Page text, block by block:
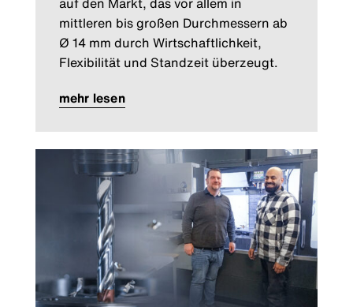
mittleren bis großen Durchmessern ab
Ø 14 mm durch Wirtschaftlichkeit,
Flexibilität und Standzeit überzeugt.
mehr lesen